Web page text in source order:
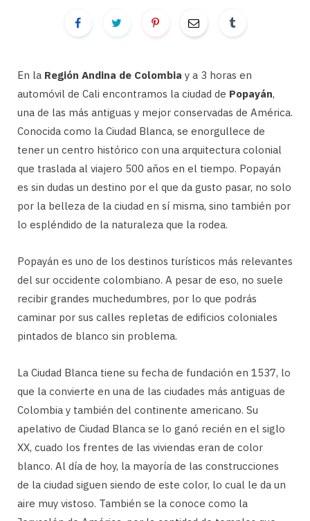
En la Región Andina de Colombia y a 3 horas en
automóvil de Cali encontramos la ciudad de Popayán,
una de las más antiguas y mejor conservadas de América.
Conocida como la Ciudad Blanca, se enorgullece de
tener un centro histórico con una arquitectura colonial
que traslada al viajero 500 años en el tiempo. Popayán
es sin dudas un destino por el que da gusto pasar, no solo
por la belleza de la ciudad en sí misma, sino también por
lo espléndido de la naturaleza que la rodea.
Popayán es uno de los destinos turísticos más relevantes
del sur occidente colombiano. A pesar de eso, no suele
recibir grandes muchedumbres, por lo que podrás
caminar por sus calles repletas de edificios coloniales
pintados de blanco sin problema.
La Ciudad Blanca tiene su fecha de fundación en 1537, lo
que la convierte en una de las ciudades más antiguas de
Colombia y también del continente americano. Su
apelativo de Ciudad Blanca se lo ganó recién en el siglo
XX, cuado los frentes de las viviendas eran de color
blanco. Al día de hoy, la mayoría de las construcciones
de la ciudad siguen siendo de este color, lo cual le da un
aire muy vistoso. También se la conoce como la